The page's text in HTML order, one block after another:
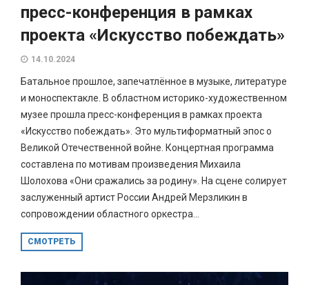
пресс-конференция в рамках
проекта «Искусство побеждать»
14.10.2024
Батальное прошлое, запечатлённое в музыке, литературе
и моноспектакле. В областном историко-художественном
музее прошла пресс-конференция в рамках проекта
«Искусство побеждать». Это мультиформатный эпос о
Великой Отечественной войне. Концертная программа
составлена по мотивам произведения Михаила
Шолохова «Они сражались за родину». На сцене солирует
заслуженный артист России Андрей Мерзликин в
сопровождении областного оркестра...
СМОТРЕТЬ